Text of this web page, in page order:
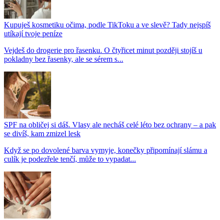
Kupuješ kosmetiku očima, podle TikToku a ve slevě? Tady nejspíš
utíkají tvoje peníze
Vejdeš do drogerie pro řasenku. O čtyřicet minut později stojíš u
pokladny bez řasenky, ale se sérem s...
SPF na obličej si dáš. Vlasy ale necháš celé léto bez ochrany – a pak
se divíš, kam zmizel lesk
Když se po dovolené barva vymyje, konečky připomínají slámu a
culík je podezřele tenčí, může to vypadat...